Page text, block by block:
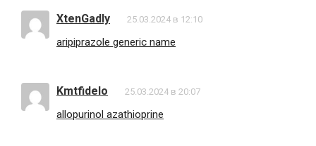
XtenGadly 25.03.2024 в 12:10
aripiprazole generic name
Kmtfidelo 25.03.2024 в 20:07
allopurinol azathioprine